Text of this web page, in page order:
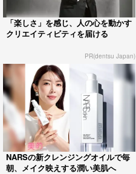
「楽しさ」を感じ、人の心を動かす
クリエイティビティを届ける
PR(dentsu Japan)
NARSの新クレンジングオイルで毎
朝、メイク映えする潤い美肌へ